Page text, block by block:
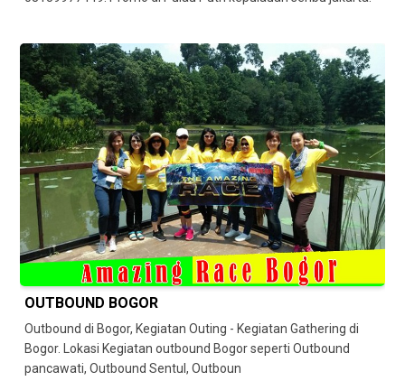
OUTBOUND BOGOR
Outbound di Bogor, Kegiatan Outing - Kegiatan Gathering di
Bogor. Lokasi Kegiatan outbound Bogor seperti Outbound
pancawati, Outbound Sentul, Outboun